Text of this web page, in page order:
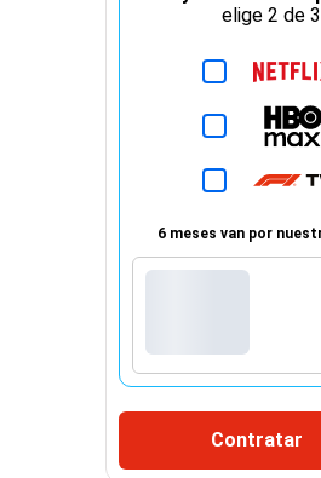
elige 2 de 3
6 meses van por
Contratar